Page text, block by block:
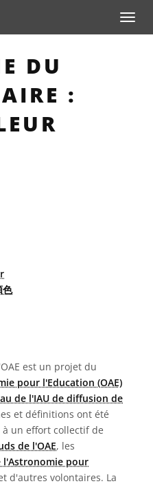
Toggle
DU
:
色
est un projet du
pour l'Education (OAE)
de l'IAU de diffusion de
et définitions ont été
un effort collectif de
de l'OAE, les
l'Astronomie pour
d'autres volontaires. La